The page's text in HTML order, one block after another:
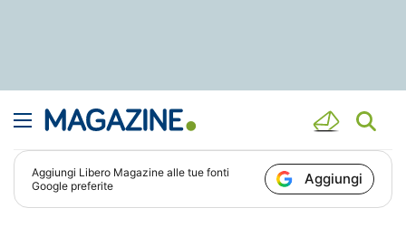
Aggiungi Libero Magazine alle tue fonti
Google preferite
Aggiungi